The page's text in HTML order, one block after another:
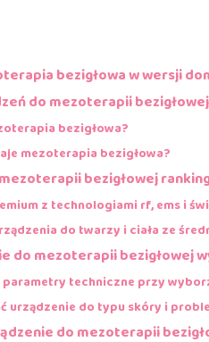
bezigłowa w wersji
do mezoterapii
bezigłowa?
mezoterapia bezigłowa?
bezigłowej
z technologiami rf, ems i
do twarzy i ciała ze
do mezoterapii bezigłowej
parametry techniczne przy
urządzenie do typu skóry i
do mezoterapii